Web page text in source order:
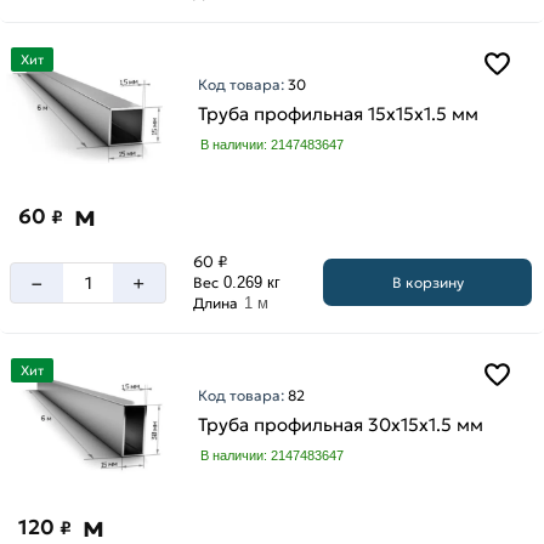
мм
ТУ
2
ТУ
мм
мм
100
мм
мм
15
мм
160
мм
Хит
Код товара:30
Труба профильная 15х15х1.5 мм
В наличии: 2147483647
60 ₽ м
– +
60 ₽
Вес 0.269 кг
Длина 1 м
В корзину
Хит
Код товара:82
Труба профильная 30х15х1.5 мм
В наличии: 2147483647
120 ₽ м